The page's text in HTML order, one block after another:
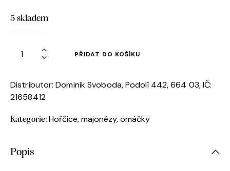
5 skladem
PŘIDAT DO KOŠÍKU
Distributor: Dominik Svoboda, Podolí 442, 664 03, IČ:
21658412
Kategorie: Hořčice, majonézy, omáčky
Popis